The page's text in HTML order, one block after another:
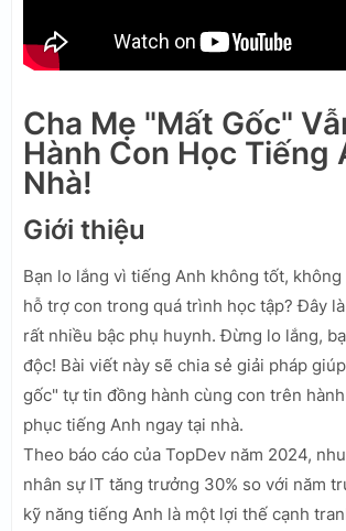
Cha Mẹ "Mất Gốc"
Hành Con Học Tiếng
Nhà!
Giới thiệu
Bạn lo lắng vì tiếng Anh không tốt,
hỗ trợ con trong quá trình học tập? Đây
rất nhiều bậc phụ huynh. Đừng lo lắng,
độc! Bài viết này sẽ chia sẻ giải pháp
gốc" tự tin đồng hành cùng con trên
phục tiếng Anh ngay tại nhà.
Theo báo cáo của TopDev năm 2024,
nhân sự IT tăng trưởng 30% so với năm
kỹ năng tiếng Anh là một lợi thế cạnh